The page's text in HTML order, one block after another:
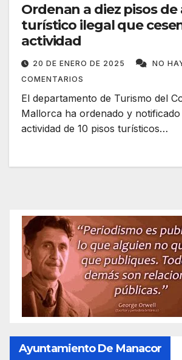
Ordenan a diez pisos
turístico ilegal que
actividad
20 DE ENERO DE 2025
NO
COMENTARIOS
El departamento de Turismo del
Mallorca ha ordenado y notificado
actividad de 10 pisos turísticos…
Ayuntamiento De Manacor